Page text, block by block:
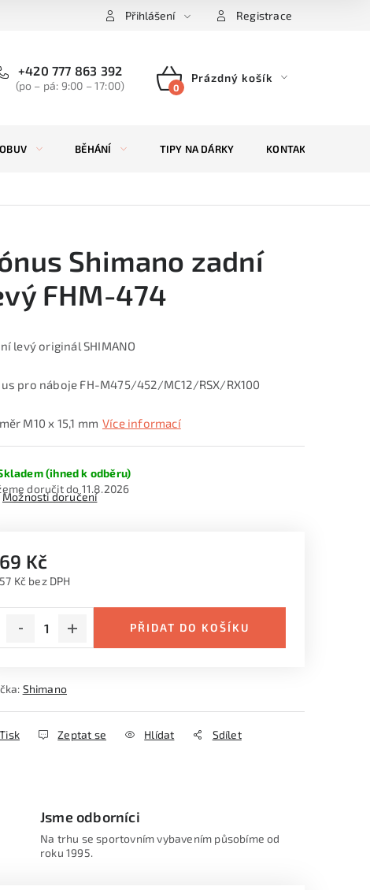
Přihlášení Registrace
+420 777 863 392
(po – pá: 9:00 – 17:00)
NÁKUPNÍ
Prázdný košík
BĚHÁNÍ TIPY NA DÁRKY KONTAKTY
Shimano zadní
FHM-474
levý originál SHIMANO
pro náboje FH-M475/452/MC12/RSX/RX100
M10 x 15,1 mm Více informací
(ihned k odběru)
11.8.2026
Možnosti doručení
69 Kč
57 Kč bez DPH
PŘIDAT DO KOŠÍKU
Shimano
Tisk Zeptat se Hlídat Sdílet
Jsme odborníci
Na trhu se sportovním vybavením působíme od
roku 1995.